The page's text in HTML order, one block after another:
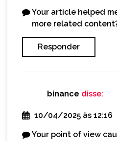
Your article helped
more related
Responder
binance disse:
10/04/2025 às 12:16
Your point of view